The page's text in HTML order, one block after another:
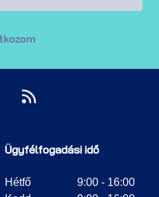
Ügyfélfogadási idő
Hétfő
9:00 - 16:00